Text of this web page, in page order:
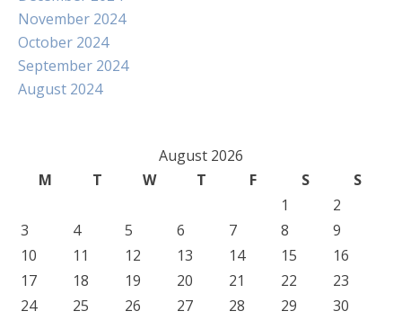
November 2024
October 2024
September 2024
August 2024
August 2026
M
T W T F S
S
1
2
3
4 5 6 7 8
9
10
11 12 13 14 15
16
17
18 19 20 21 22
23
24
25 26 27 28 29
30